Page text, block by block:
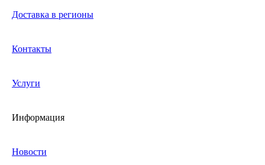
Доставка в регионы
Контакты
Услуги
Информация
Новости